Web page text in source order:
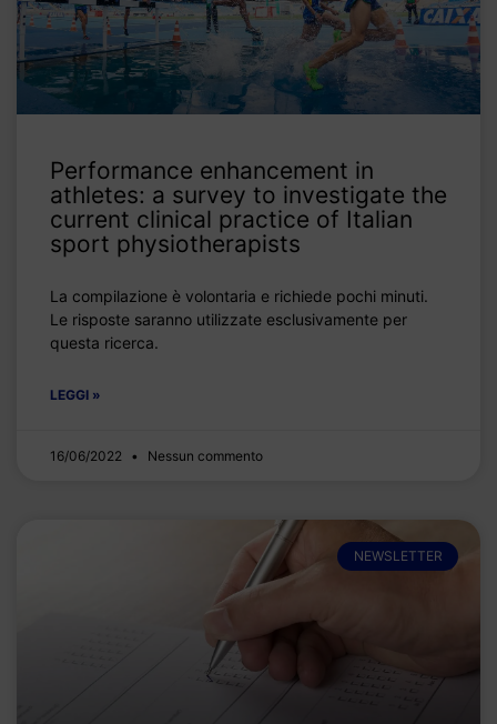
Performance enhancement in
athletes: a survey to investigate the
current clinical practice of Italian
sport physiotherapists
La compilazione è volontaria e richiede pochi minuti.
Le risposte saranno utilizzate esclusivamente per
questa ricerca.
LEGGI »
16/06/2022 Nessun commento
NEWSLETTER